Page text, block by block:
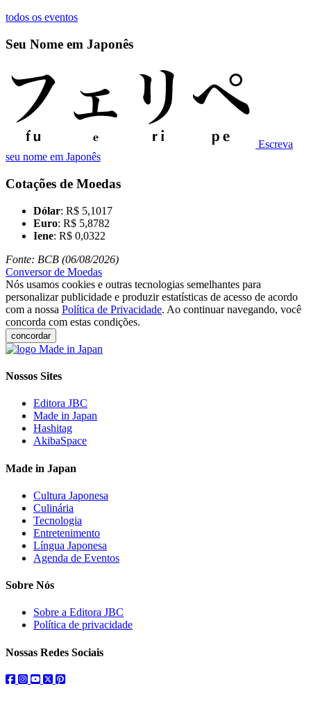
todos os eventos
Seu Nome em Japonês
Escreva
seu nome em Japonês
Cotações de Moedas
Dólar: R$ 5,1017
Euro: R$ 5,8782
Iene: R$ 0,0322
Fonte: BCB (06/08/2026)
Conversor de Moedas
Nós usamos cookies e outras tecnologias semelhantes para
personalizar publicidade e produzir estatísticas de acesso de acordo
com a nossa Política de Privacidade. Ao continuar navegando, você
concorda com estas condições.
concordar
Nossos Sites
Editora JBC
Made in Japan
Hashitag
AkibaSpace
Made in Japan
Cultura Japonesa
Culinária
Tecnologia
Entretenimento
Língua Japonesa
Agenda de Eventos
Sobre Nós
Sobre a Editora JBC
Política de privacidade
Nossas Redes Sociais
facebook
instagram
youtube
twitterpinterest